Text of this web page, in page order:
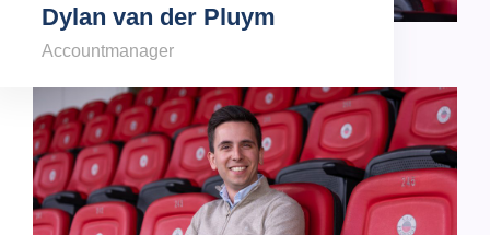
Dylan van der Pluym
Accountmanager